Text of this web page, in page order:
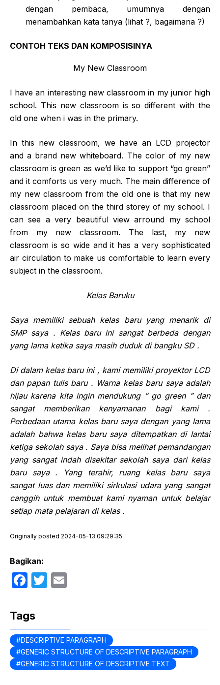
dengan pembaca, umumnya dengan
menambahkan kata tanya (lihat ?, bagaimana ?)
CONTOH TEKS DAN KOMPOSISINYA
My New Classroom
I have an interesting new classroom in my junior high
school. This new classroom is so different with the
old one when i was in the primary.
In this new classroom, we have an LCD projector
and a brand new whiteboard. The color of my new
classroom is green as we’d like to support “go green”
and it comforts us very much. The main difference of
my new classroom from the old one is that my new
classroom placed on the third storey of my school. I
can see a very beautiful view arround my school
from my new classroom. The last, my new
classroom is so wide and it has a very sophisticated
air circulation to make us comfortable to learn every
subject in the classroom.
Kelas Baruku
Saya memiliki sebuah kelas baru yang menarik di
SMP saya . Kelas baru ini sangat berbeda dengan
yang lama ketika saya masih duduk di bangku SD .
Di dalam kelas baru ini , kami memiliki proyektor LCD
dan papan tulis baru . Warna kelas baru saya adalah
hijau karena kita ingin mendukung ” go green ” dan
sangat memberikan kenyamanan bagi kami .
Perbedaan utama kelas baru saya dengan yang lama
adalah bahwa kelas baru saya ditempatkan di lantai
ketiga sekolah saya . Saya bisa melihat pemandangan
yang sangat indah disekitar sekolah saya dari kelas
baru saya . Yang terahir, ruang kelas baru saya
sangat luas dan memiliki sirkulasi udara yang sangat
canggih untuk membuat kami nyaman untuk belajar
setiap mata pelajaran di kelas .
Originally posted 2024-05-13 09:29:35.
Bagikan:
F
c
e
b
o
o
T
er
Tags
DESCRIPTIVE PARAGRAPH
GENERIC STRUCTURE OF DESCRIPTIVE PARAGRAPH
GENERIC STRUCTURE OF DESCRIPTIVE TEXT